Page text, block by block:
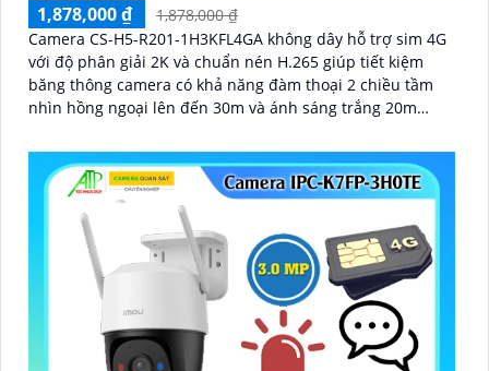
1,878,000 ₫
1,878,000 ₫
Camera CS-H5-R201-1H3KFL4GA không dây hỗ trợ sim 4G
với độ phân giải 2K và chuẩn nén H.265 giúp tiết kiệm
băng thông camera có khả năng đàm thoại 2 chiều tầm
nhìn hồng ngoại lên đến 30m và ánh sáng trắng 20m
còn tích hợp tính năng phát hiện thông minh và cảnh báo
bằng còi và đèn chớp phù hợp cho công trình kho hàng,
nhà xưởng công trình